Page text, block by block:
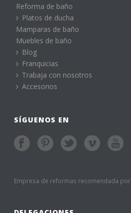
Reforma de baño
Platos de ducha
Mamparas de baño
Muebles de baño
Blog
Franquicias
Trabaja con nosotros
Accesorios
SÍGUENOS EN
Empresa de reformas recomendada por